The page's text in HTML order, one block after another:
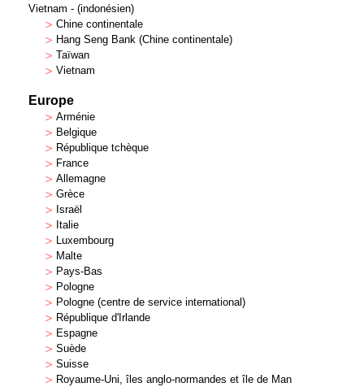
Vietnam - (indonésien)
> Chine continentale
> Hang Seng Bank (Chine continentale)
> Taïwan
> Vietnam
Europe
> Arménie
> Belgique
> République tchèque
> France
> Allemagne
> Grèce
> Israël
> Italie
> Luxembourg
> Malte
> Pays-Bas
> Pologne
> Pologne (centre de service international)
> République d'Irlande
> Espagne
> Suède
> Suisse
> Royaume-Uni, îles anglo-normandes et île de Man